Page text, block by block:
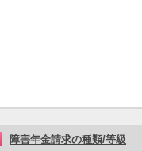
障害年金請求の種類/等級